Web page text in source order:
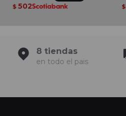
$ 502 $
8 tiendas
en todo el pais